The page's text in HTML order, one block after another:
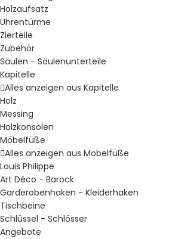
Holzaufsatz
Uhrentürme
Zierteile
Zubehör
Säulen - Säulenunterteile
Kapitelle
Alles anzeigen aus Kapitelle
Holz
Messing
Holzkonsolen
Möbelfüße
Alles anzeigen aus Möbelfüße
Louis Philippe
Art Déco - Barock
Garderobenhaken - Kleiderhaken
Tischbeine
Schlüssel - Schlösser
Angebote